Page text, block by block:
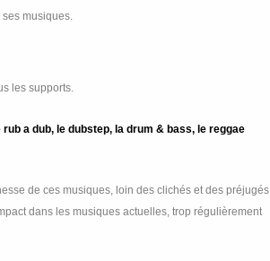
musiques.
les supports.
a dub, le dubstep, la drum & bass, le reggae
de ces musiques, loin des clichés et des préjugés.
dans les musiques actuelles, trop régulièrement